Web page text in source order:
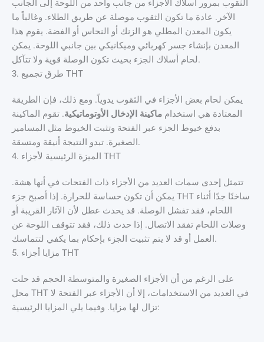
الثقوب بمرور أسلاك الأجزاء من جانب واحد من اللوحة إلى الجانب
الآخر. عادة ما تكون الثقوب موصلة عن طريق الطلاء. وغالباً ما
يكون المعدن المطلي هو الزنك أو النحاس أو الفضة. يقوم هذا
المعدن بإنشاء جسر كهربائي وميكانيكي بين جانبي اللوحة. يمكن
لحام أسلاك الجزء بحيث تكون الوصلة قوية ولا تتآكل.
3. طرق تجميع THT
يمكن لحام بعض الأجزاء في الثقوب يدوياً. ومع ذلك، فإن الطريقة
المعتادة هي استخدام ماكينة الإدخال الأوتوماتيكية. تقوم الماكينة
بدفع خيوط الجزء عبر الفتحة وتثبت الخيوط مثل المسامير
الصغيرة. تبدو النتيجة أنيقة ومتسقة.
4. الميزة الرئيسية لأجزاء THT
تتمثل إحدى سمات العديد من الأجزاء ذات الفتحات في أنها هشة.
يمكن أن تكون حساسة للحرارة. إذا أصبح جزء THT ساخنًا جدًا أثناء
اللحام، فقد تفشل الوصلة. قد يحدث عطل لأن الآثار القريبة أو
وصلات اللحام تفقد الاتصال. إذا حدث ذلك، فقد تتوقف اللوحة عن
العمل أو قد لا يتم تثبيت الجزء بإحكام بما يكفي لتتماسك.
5. مزايا أجزاء THT
على الرغم من أن الأجزاء الصغيرة والمتوسطة الحجم قد حلت
محل THT في العديد من الاستخدامات، إلا أن الأجزاء عبر الفتحة لا
تزال لها مزايا. وفيما يلي المزايا الرئيسية: